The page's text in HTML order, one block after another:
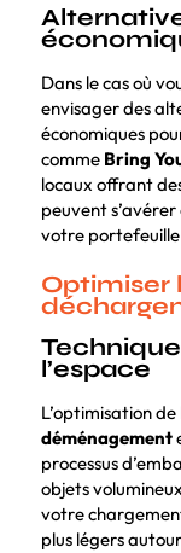
Dans le cas où
envisager des
économiques
comme Bring
locaux offrant
peuvent
votre portefeuille
Optimiser
l’espace
L’optimisation
déménagement
processus
objets
votre
plus légers